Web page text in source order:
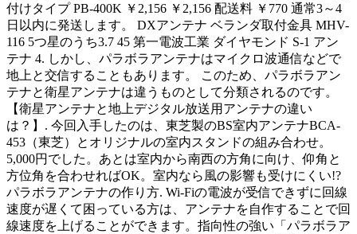
付けタイプ PB-400K ￥2,156 ￥2,156 配送料 ￥770 通常3～4
日以内に発送します。 DXアンテナ ベランダ取付金具 MHV-
116 5つ星のうち3.7 45 第一電波工業 ダイヤモンド S-1 アン
テナ 4. しかし、パラボラアンテナはマイクロ波通信などで
地上と交信することもあります。 このため、パラボラアン
テナと衛星アンテナは違うものとして分類されるのです。
【衛星アンテナと地上デジタル放送用アンテナの違い
は？】. 今回入手したのは、東芝製のBS室内アンテナBCA-
453（東芝）とオリジナルの室内スタンドの組み合わせ。
5,000円でした。あとは室内から南西の方角に向け、仰角と
方位角を合わせればOK。室内なら風の影響も受けにくい!?
パラボラアンテナの作り方. Wi-Fiの電波が受信できずに回線
速度が遅くて困っている方は、アンテナを自作することで回
線速度を上げることができます。指向性の強い「パラボラア